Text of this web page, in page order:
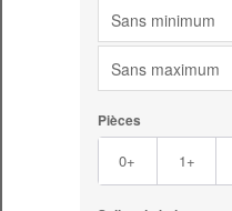
Sans minimum
Sans maximum
Pièces
0+ 1+